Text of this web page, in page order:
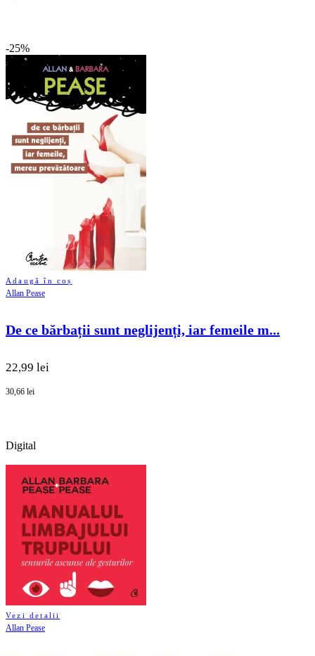
-25%
Adaugă în coș
Allan Pease
De ce bărbații sunt neglijenți, iar femeile m...
22,99 lei
30,66 lei
Digital
Vezi detalii
Allan Pease